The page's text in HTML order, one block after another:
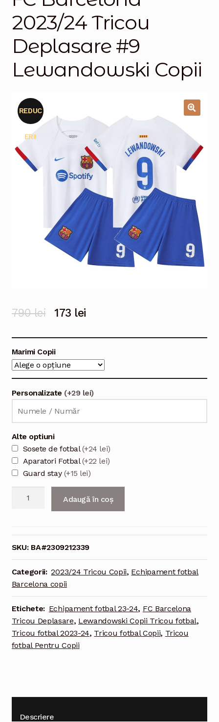
Magazinul
2023/24 Tricou
Deplasare #9
Lewandowski Copii
REDUC
ERI!
790lei
Prețul
a
fost:
790 lei.
173 leiPrețul
173 lei.
Marimi Copii
Personalizate (+29 lei)
Alte optiuni
Sosete de fotbal(+24 lei)
Aparatori Fotbal(+22 lei)
Guard stay (+15 lei)
Lewandowski
Copii
Adaugă în coș
SKU: BA#2309212339
Categorii: 2023/24 Tricou Copii, Echipament fotbal
Barcelona copii
Etichete: Echipament fotbal 23-24, FC Barcelona
Tricou Deplasare, Lewandowski Copii Tricou fotbal,
Tricou fotbal 2023-24, Tricou fotbal Copii, Tricou
fotbal Pentru Copii
Descriere